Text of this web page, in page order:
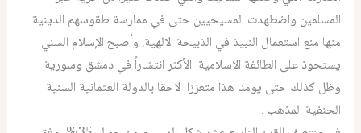
المسلمين واضطهدت المسيحيين حتى في ممارسة طقوسهم الدينية
منها منع استعمال النبيذ في الذبيحة الالهية. وأصبح الإسلام السني
يستحوذ على الطائفة الاسلامية الأكثر انتشاراً في دمشق وسورية
وظل كذلك حتى يومنا هذا متعززا لاحقا بالدولة العثمانية السنية
الحنفية المذهب .